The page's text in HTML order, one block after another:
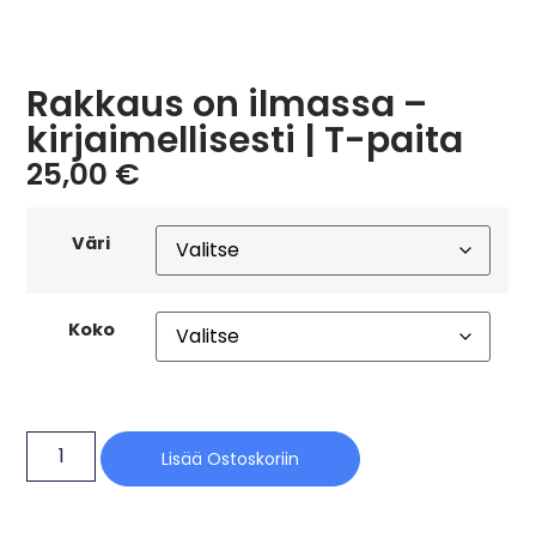
Rakkaus on ilmassa –
kirjaimellisesti | T-paita
25,00 €
Väri
Koko
Lisää Ostoskoriin